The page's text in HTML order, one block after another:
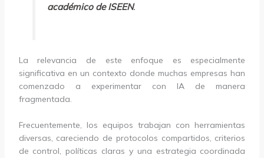
académico de ISEEN.
La relevancia de este enfoque es especialmente
significativa en un contexto donde muchas empresas han
comenzado a experimentar con IA de manera
fragmentada.
Frecuentemente, los equipos trabajan con herramientas
diversas, careciendo de protocolos compartidos, criterios
de control, políticas claras y una estrategia coordinada